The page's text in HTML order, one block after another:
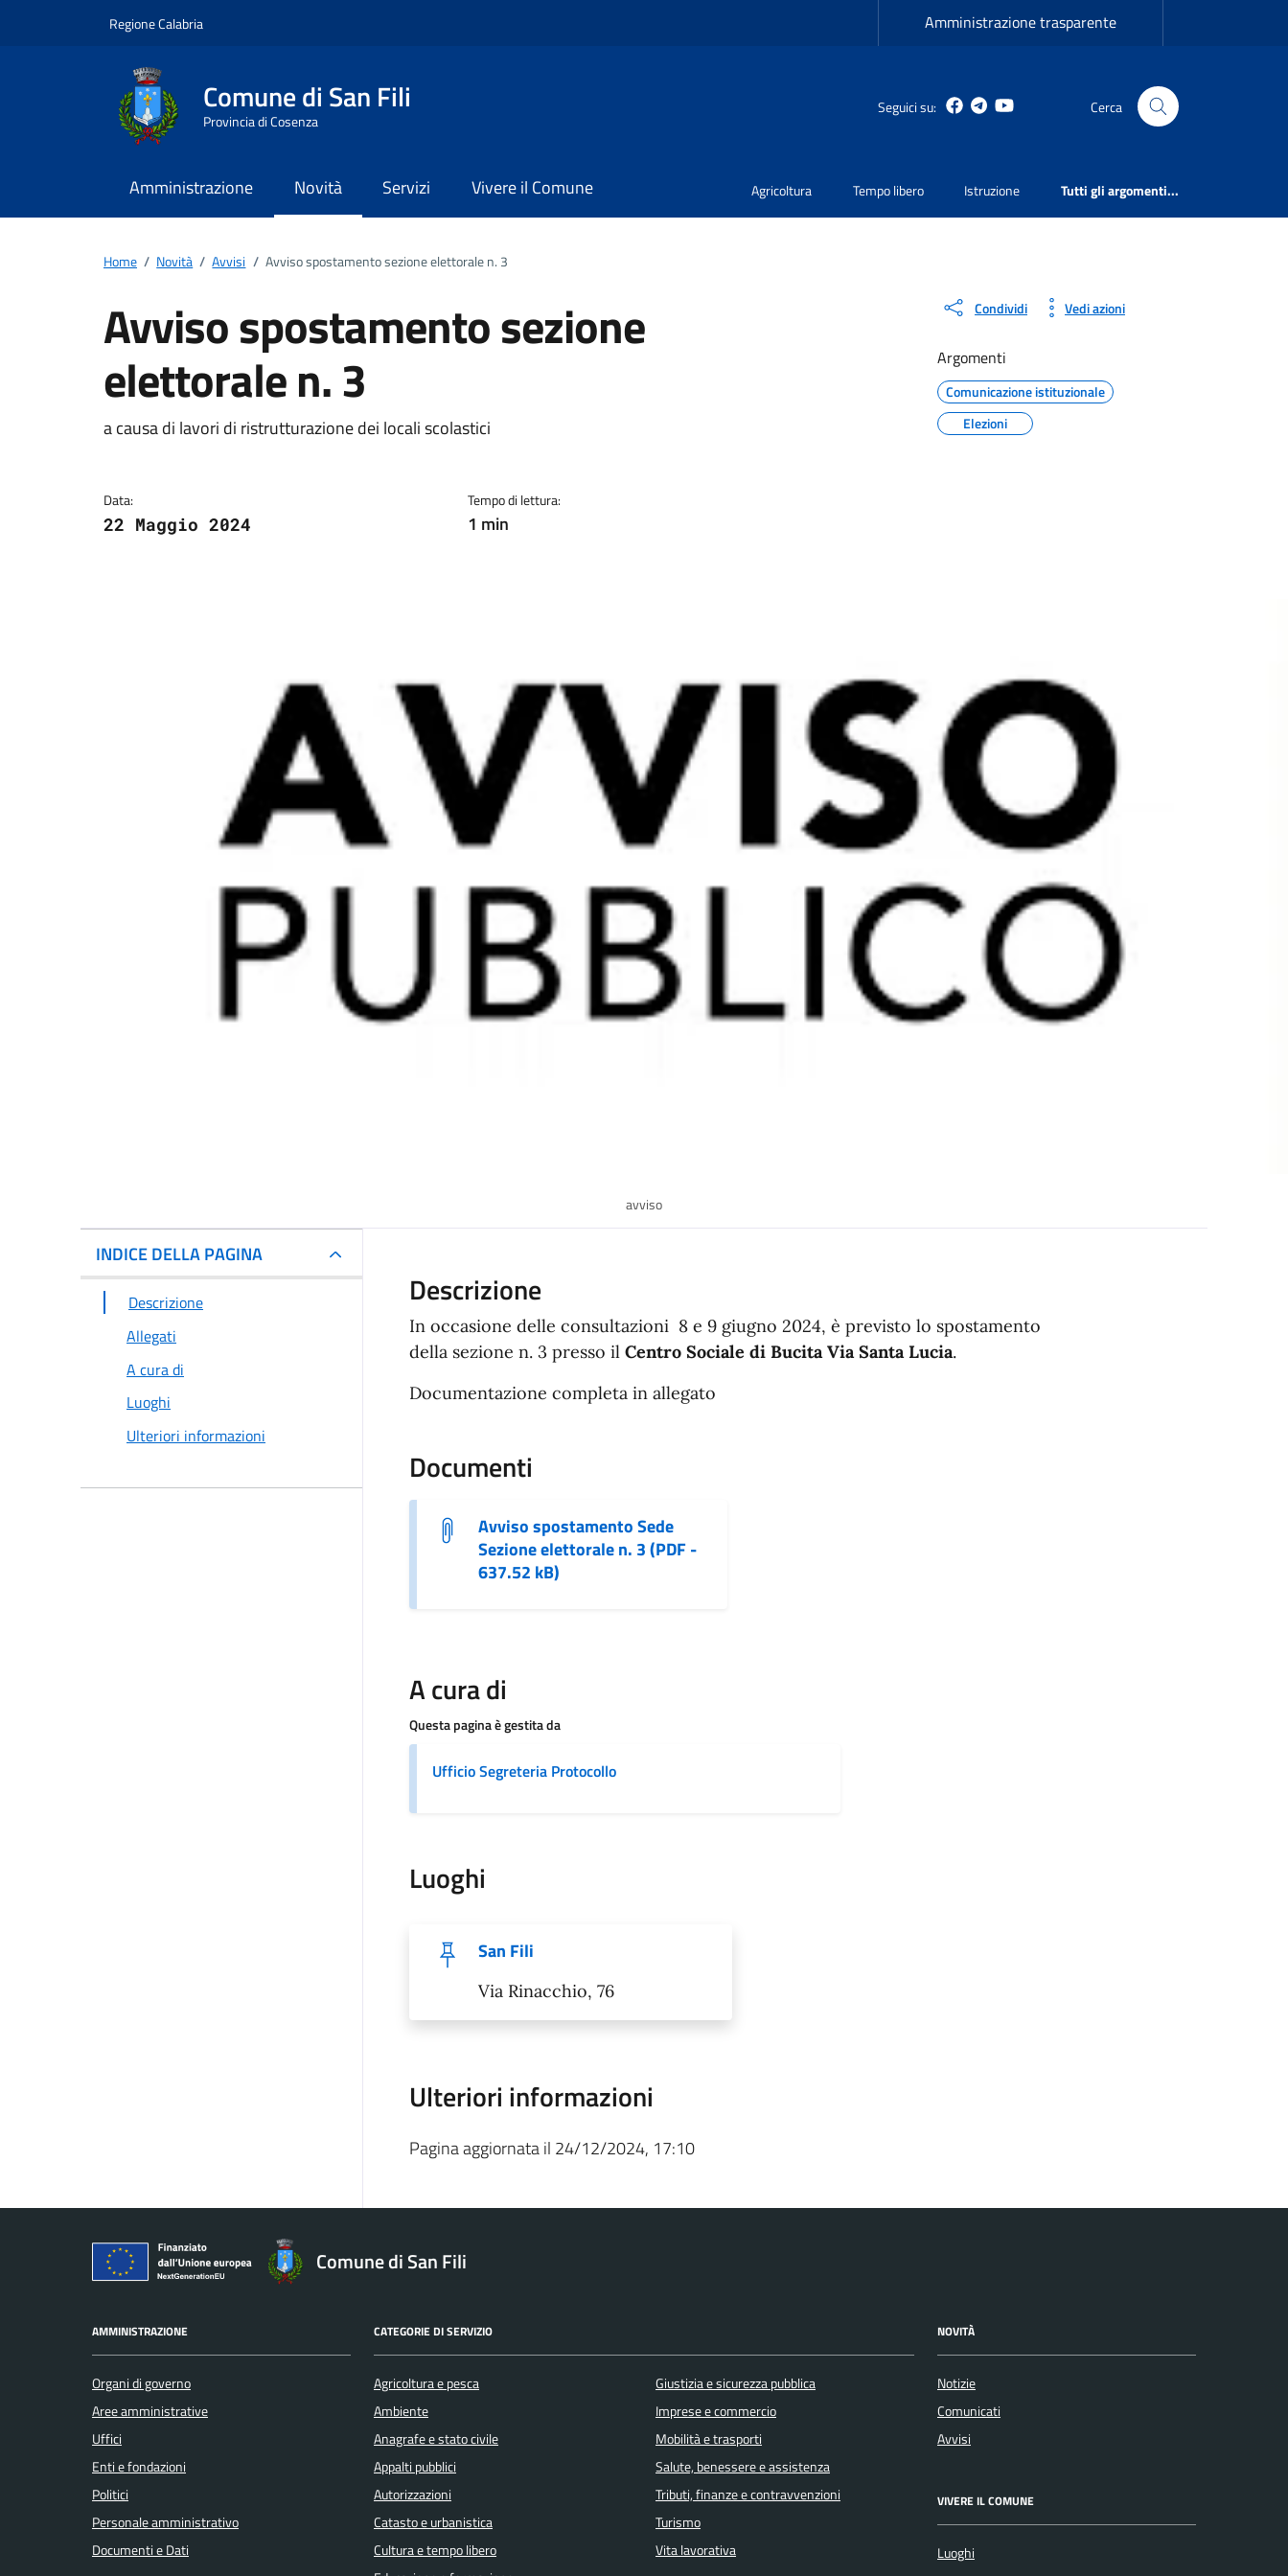
Regione Calabria Amministrazione trasparente
Comune di San Fili
Provincia di Cosenza
Seguici su: Facebook
TelegramYoutube Cerca
Amministrazione Novità Servizi Vivere il Comune Agricoltura Tempo libero Istruzione Tutti gli argomenti...
Home / Novità / Avvisi / Avviso spostamento sezione elettorale n. 3
Avviso spostamento sezione
elettorale n. 3
Dettagli della notizia
a causa di lavori di ristrutturazione dei locali scolastici
Data:
22 Maggio 2024
Tempo di lettura:
1 min
Condividi Vedi azioni
Argomenti
Comunicazione istituzionale
Elezioni
avviso
INDICE DELLA PAGINA
Descrizione
Allegati
A cura di
Luoghi
Ulteriori informazioni
Descrizione
In occasione delle consultazioni 8 e 9 giugno 2024, è previsto lo spostamento
della sezione n. 3 presso il Centro Sociale di Bucita Via Santa Lucia.
Documentazione completa in allegato
Documenti
Avviso spostamento Sede
Sezione elettorale n. 3 (PDF -
637.52 kB)
A cura di
Questa pagina è gestita da
Ufficio Segreteria Protocollo
Luoghi
San Fili
Via Rinacchio, 76
Ulteriori informazioni
Pagina aggiornata il 24/12/2024, 17:10
Comune di San Fili
AMMINISTRAZIONE
Organi di governo
Aree amministrative
Uffici
Enti e fondazioni
Politici
Personale amministrativo
Documenti e Dati
CATEGORIE DI SERVIZIO
Agricoltura e pesca
Ambiente
Anagrafe e stato civile
Appalti pubblici
Autorizzazioni
Catasto e urbanistica
Cultura e tempo libero
Giustizia e sicurezza pubblica
Imprese e commercio
Mobilità e trasporti
Salute, benessere e assistenza
Tributi, finanze e contravvenzioni
Turismo
Vita lavorativa
NOVITÀ
Notizie
Comunicati
Avvisi
VIVERE IL COMUNE
Luoghi